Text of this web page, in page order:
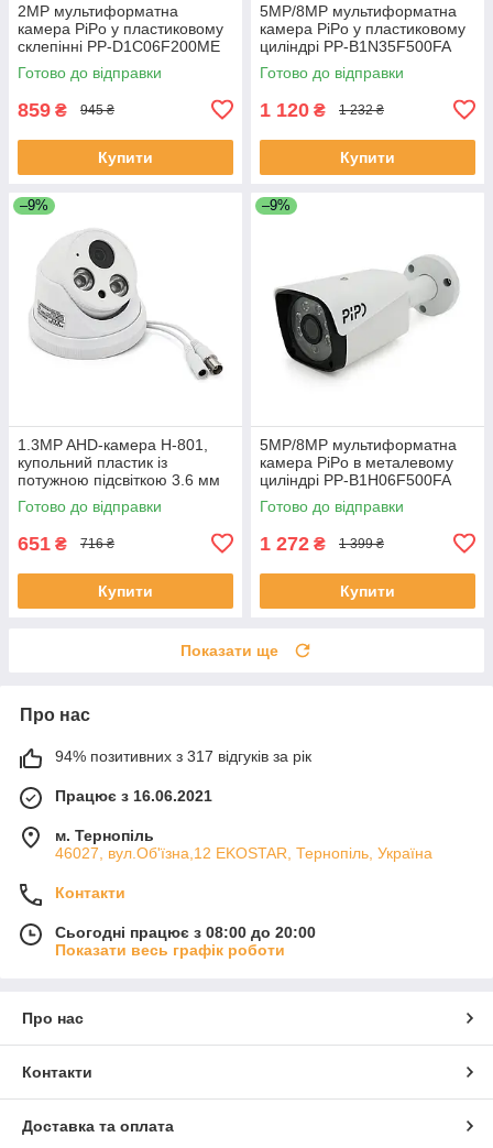
2MP мультиформатна
камера PiPo у пластиковому
склепінні PP-D1C06F200ME
2,8 (мм) ЕКОБОКС
Готово до відправки
859 ₴ 945 ₴
Купити
5MP/8MP мультиформатна
камера PiPo у пластиковому
циліндрі PP-B1N35F500FA
2,8 (мм) ЕКОБОКС
Готово до відправки
1 120 ₴ 1 232 ₴
Купити
–9%
1.3MP AHD-камера H-801,
купольний пластик із
потужною підсвіткою 3.6 мм
ЕКОБОКС
Готово до відправки
651 ₴ 716 ₴
Купити
–9%
5MP/8MP мультиформатна
камера PiPo в металевому
циліндрі PP-B1H06F500FA
2,8 (мм) ЕКОБОКС
Готово до відправки
1 272 ₴ 1 399 ₴
Купити
Показати ще
Про нас
94% позитивних з 317 відгуків за рік
Працює з 16.06.2021
м. Тернопіль
46027, вул.Об'їзна,12 EKOSTAR, Тернопіль, Україна
Контакти
Сьогодні працює з 08:00 до 20:00
Показати весь графік роботи
Про нас
Контакти
Доставка та оплата